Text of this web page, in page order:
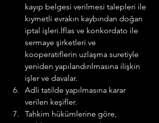
kayıp belgesi verilmesi talepleri ile
kıymetli evrakın kaybından doğan
iptal işleri.İflas ve konkordato ile
sermaye şirketleri ve
kooperatiflerin uzlaşma suretiyle
yeniden yapılandırılmasına ilişkin
işler ve davalar.
Adli tatilde yapılmasına karar
verilen keşifler.
Tahkim hükümlerine göre,